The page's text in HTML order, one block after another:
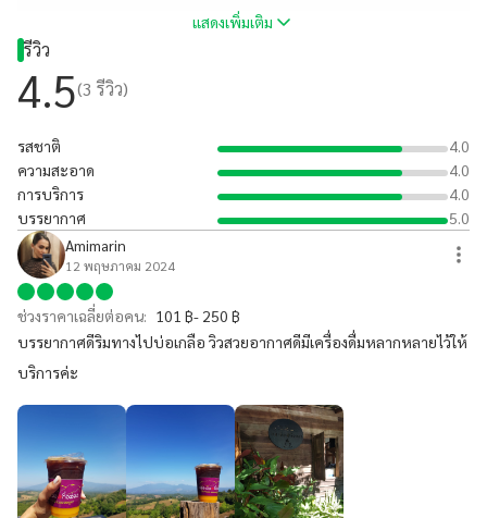
น้าขอบอก และตอนนี้ทางร้านยังมีโซนอาหารเปิดเพิ่ม อร่อยๆทั้งนั้น อย่าง
สเต็ก ยำ หรือจะเป็นส้มตำ ฯลฯ #ร้านนี้ซ้อหยีแนะนำ 🤩🤩
แสดงเพิ่มเติม
รีวิว
4.5(3 รีวิว)
รสชาติ
4.0
ความสะอาด
4.0
การบริการ
4.0
บรรยากาศ
5.0
Amimarin
12 พฤษภาคม 2024
ช่วงราคาเฉลี่ยต่อคน: 101 ฿- 250 ฿
บรรยากาศดีริมทางไปบ่อเกลือ วิวสวยอากาศดีมีเครื่องดื่มหลากหลายไว้ให้
บริการค่ะ